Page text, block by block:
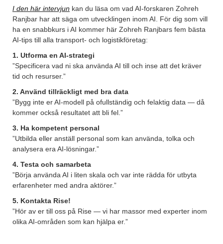
I den här intervjun kan du läsa om vad AI-forskaren Zohreh
Ranjbar har att säga om utvecklingen inom AI. För dig som vill
ha en snabbkurs i AI kommer här Zohreh Ranjbars fem bästa
AI-tips till alla transport- och logistikföretag:
1. Utforma en AI-strategi
”Specificera vad ni ska använda AI till och inse att det kräver
tid och resurser.”
2. Använd tillräckligt med bra data
”Bygg inte er AI-modell på ofullständig och felaktig data — då
kommer också resultatet att bli fel.”
3. Ha kompetent personal
”Utbilda eller anställ personal som kan använda, tolka och
analysera era AI-lösningar.”
4. Testa och samarbeta
”Börja använda AI i liten skala och var inte rädda för utbyta
erfarenheter med andra aktörer.”
5. Kontakta Rise!
”Hör av er till oss på Rise — vi har massor med experter inom
olika AI-områden som kan hjälpa er.”